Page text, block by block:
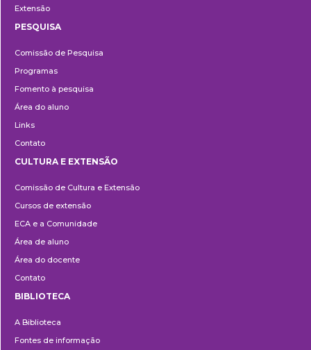
Extensão
PESQUISA
Comissão de Pesquisa
Programas
Fomento à pesquisa
Área do aluno
Links
Contato
e
Extensão
CULTURA E EXTENSÃO
Comissão de Cultura e Extensão
Cursos de extensão
ECA e a Comunidade
Área de aluno
Área do docente
Contato
BIBLIOTECA
A Biblioteca
Fontes de informação